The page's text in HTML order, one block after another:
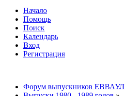
Начало
Помощь
Поиск
Календарь
Вход
Регистрация
Форум выпускников ЕВВАУЛ